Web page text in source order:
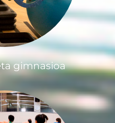
gimnasioa